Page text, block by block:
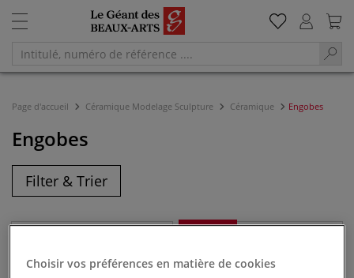
Page d'accueil Céramique Modelage Sculpture Céramique Engobes
Engobes
Filter & Trier
NOUVEAU
Choisir vos préférences en matière de cookies